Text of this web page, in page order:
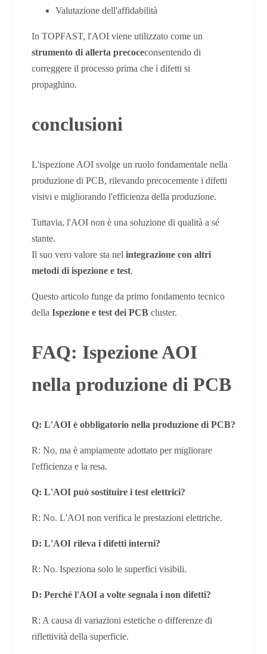
Valutazione dell'affidabilità
In TOPFAST, l'AOI viene utilizzato come un
strumento di allerta precoceconsentendo di
correggere il processo prima che i difetti si
propaghino.
conclusioni
L'ispezione AOI svolge un ruolo fondamentale nella
produzione di PCB, rilevando precocemente i difetti
visivi e migliorando l'efficienza della produzione.
Tuttavia, l'AOI non è una soluzione di qualità a sé
stante.
Il suo vero valore sta nel integrazione con altri
metodi di ispezione e test.
Questo articolo funge da primo fondamento tecnico
della Ispezione e test dei PCB cluster.
FAQ: Ispezione AOI
nella produzione di PCB
Q: L'AOI è obbligatorio nella produzione di PCB?
R: No, ma è ampiamente adottato per migliorare
l'efficienza e la resa.
Q: L'AOI può sostituire i test elettrici?
R: No. L'AOI non verifica le prestazioni elettriche.
D: L'AOI rileva i difetti interni?
R: No. Ispeziona solo le superfici visibili.
D: Perché l'AOI a volte segnala i non difetti?
R: A causa di variazioni estetiche o differenze di
riflettività della superficie.